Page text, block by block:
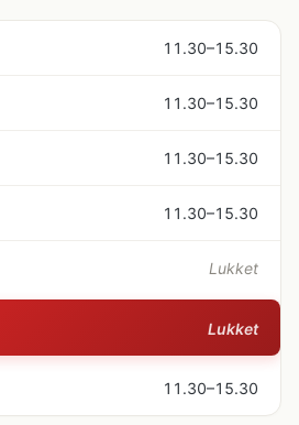
11.30–15.30
11.30–15.30
11.30–15.30
11.30–15.30
Lukket
Lukket
11.30–15.30